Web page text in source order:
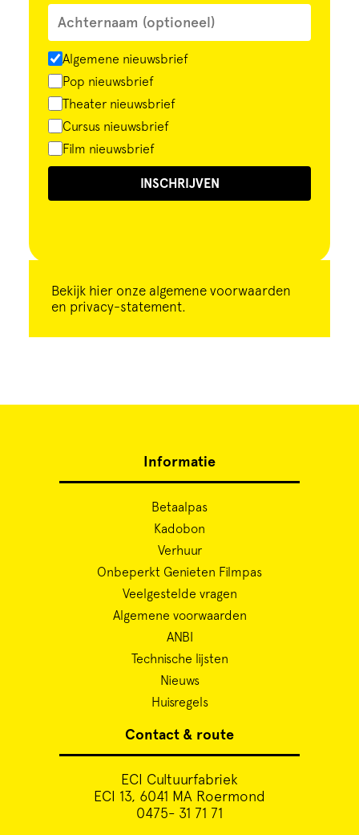
Algemene nieuwsbrief
Pop nieuwsbrief
Theater nieuwsbrief
Cursus nieuwsbrief
Film nieuwsbrief
INSCHRIJVEN
Bekijk hier onze algemene voorwaarden
en privacy-statement.
Informatie
Betaalpas
Kadobon
Verhuur
Onbeperkt Genieten Filmpas
Veelgestelde vragen
Algemene voorwaarden
ANBI
Technische lijsten
Nieuws
Huisregels
Contact & route
ECI Cultuurfabriek
ECI 13, 6041 MA Roermond
0475- 31 71 71